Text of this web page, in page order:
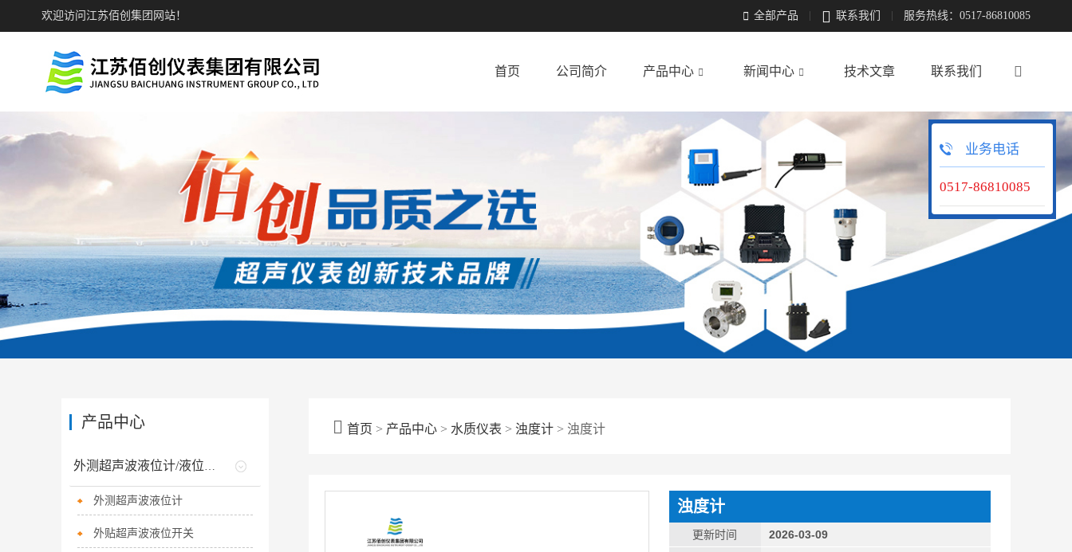
欢迎访问江苏佰创集团网站！  全部产品  联系我们 服务热线：0517-86810085

首页 公司简介 产品中心  新闻中心  技术文章 联系我们
 首页 > 产品中心 > 水质仪表 > 浊度计 > 浊度计
浊度计
更新时间
2026-03-09
产品中心
外测超声波液位计/液位开关
外测超声波液位计
外贴超声波液位开关
业务电话
0517-86810085